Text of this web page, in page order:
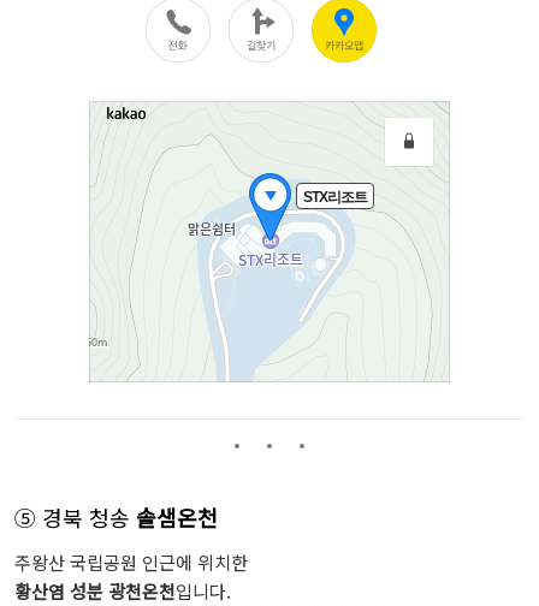
⑤ 경북 청송 솔샘온천
주왕산 국립공원 인근에 위치한
황산염 성분 광천온천입니다.